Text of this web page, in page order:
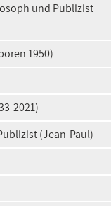
und Publizist
1950)
2021)
(Jean-Paul)